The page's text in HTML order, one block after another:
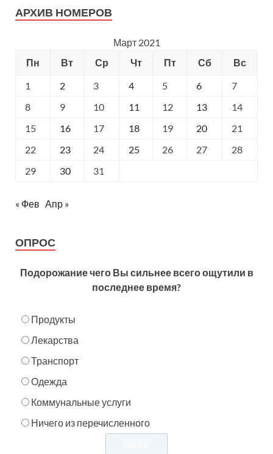
АРХИВ НОМЕРОВ
Март 2021
Пн
Вт Ср Чт Пт Сб
Вс
1
2 3 4 5 6
7
8
9 10 11 12 13
14
15
16 17 18 19 20
21
22
23 24 25 26 27
28
29
30 31
« Фев Апр »
ОПРОС
Подорожание чего Вы сильнее всего ощутили в
последнее время?
Продукты
Лекарства
Транспорт
Одежда
Коммунальные услуги
Ничего из перечисленного